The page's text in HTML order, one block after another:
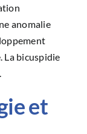
anomalie
bicuspidie
et